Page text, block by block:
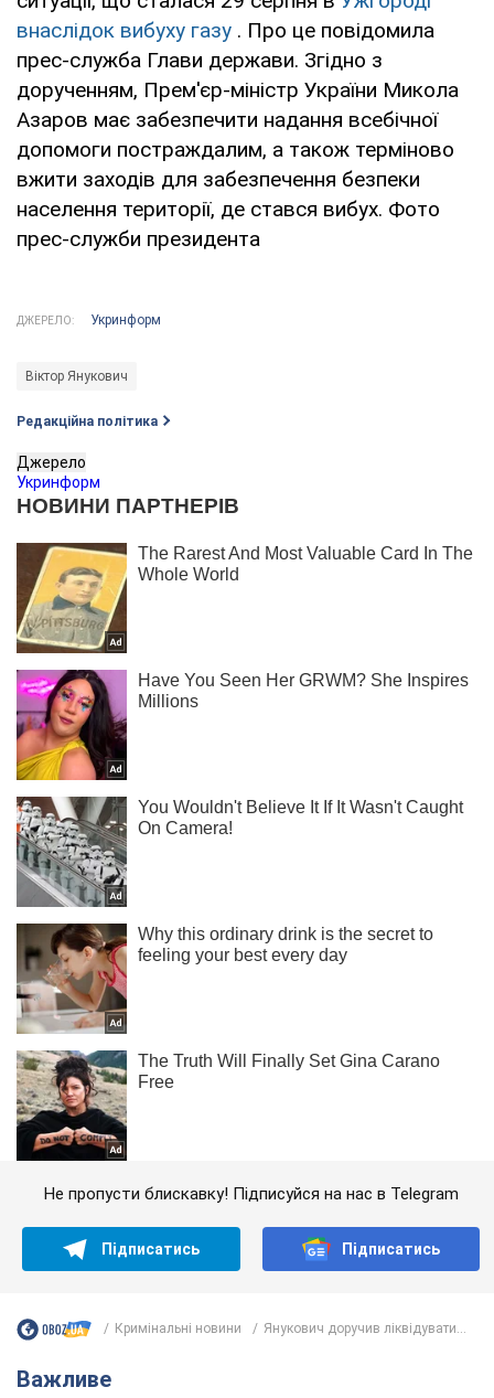
внаслідок вибуху газу . Про це повідомила
прес-служба Глави держави. Згідно з
дорученням, Прем'єр-міністр України Микола
Азаров має забезпечити надання всебічної
допомоги постраждалим, а також терміново
вжити заходів для забезпечення безпеки
населення території, де стався вибух. Фото
прес-служби президента
ДЖЕРЕЛО: Укринформ
Віктор Янукович
Редакційна політика
Джерело
Укринформ
Не пропусти блискавку! Підписуйся на нас в Telegram
Підписатись Підписатись
Кримінальні новини Янукович доручив ліквідувати...
Важливе